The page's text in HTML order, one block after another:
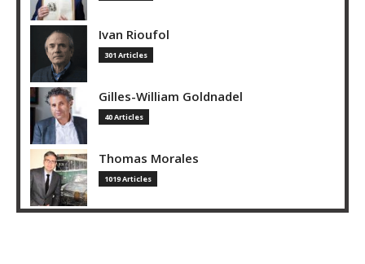
Ivan Rioufol
301 Articles
Gilles-William Goldnadel
40 Articles
Thomas Morales
1019 Articles